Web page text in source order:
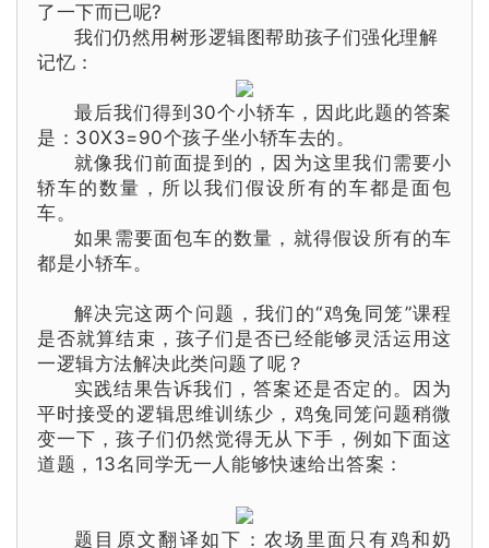
了一下而已呢?
我们仍然用树形逻辑图帮助孩子们强化理解
记忆：
最后我们得到30个小轿车，因此此题的答案
是：30X3=90个孩子坐小轿车去的。
就像我们前面提到的，因为这里我们需要小
轿车的数量，所以我们假设所有的车都是面包
车。
如果 需要面包车的数量，就得假设所有的车
都是小轿车。
解决完这两个问题，我们的“鸡兔同笼”课程
是否就算结束，孩子们是否已经能够灵活运用这
一逻辑方法解决此类问题了呢？
实践结果告诉我们，答案还是否定的。因为
平时接受的逻辑思维训练少， 鸡兔同笼问题稍微
变一下，孩子们仍然觉得无从下手，例如下面这
道题， 13名同学无一人能够快速给出答案：
题目原文翻译如下：农场里面只有鸡和奶